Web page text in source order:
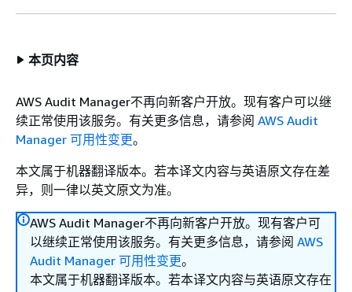
本页内容
AWS Audit Manager不再向新客户开放。现有客户可以继
续正常使用该服务。有关更多信息，请参阅 AWS Audit
Manager 可用性变更。
本文属于机器翻译版本。若本译文内容与英语原文存在差
异，则一律以英文原文为准。
AWS Audit Manager不再向新客户开放。现有客户可
以继续正常使用该服务。有关更多信息，请参阅 AWS
Audit Manager 可用性变更。
本文属于机器翻译版本。若本译文内容与英语原文存在